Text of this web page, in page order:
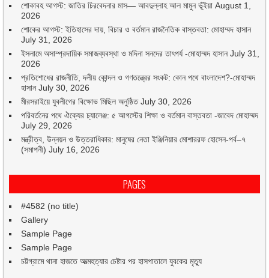
শোকাবহ আগস্ট: জাতির চিরবেদনার মাস— আবদুল্লাহ আল মামুন ভূঁইয়া August 1,
2026
শোকের আগস্ট: ইতিহাসের দায়, বিচার ও বর্তমান রাজনৈতিক বাস্তবতা: মোহাম্মদ হাসান
July 31, 2026
ইসলামে অসাম্প্রদায়িক সমাজব্যবস্থা ও মদিনা সনদের তাৎপর্য -মোহাম্মদ হাসান July 31,
2026
প্রতিশোধের রাজনীতি, দলীয় কোন্দল ও গণতন্ত্রের সংকট: কোন পথে বাংলাদেশ?-মোহাম্মদ
হাসান July 30, 2026
মীরসরাইয়ে যুবলীগের বিক্ষোভ মিছিল অনুষ্ঠিত July 30, 2026
পরিবর্তনের পথে ঐক্যের চ্যালেঞ্জ: ৫ আগস্টের শিক্ষা ও বর্তমান বাস্তবতা -জাবেদ মোহাম্মদ
July 29, 2026
মন্ত্রীত্ব, উন্নয়ন ও উত্তরাধিকার: মানুষের নেতা ইঞ্জিনিয়ার মোশাররফ হোসেন-পর্ব–৭
(সমাপনী) July 16, 2026
PAGES
#4582 (no title)
Gallery
Sample Page
Sample Page
চট্টগ্রামে থানা হাজতে আত্মহত্যার চেষ্টার পর হাসপাতালে যুবকের মৃত্যু